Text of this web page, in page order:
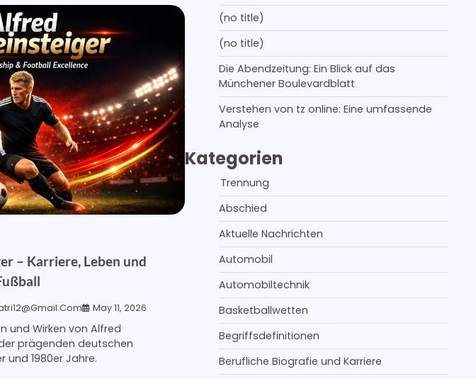
– Karriere, Leben und
May 11, 2026
und Wirken von Alfred
prägenden deutschen
und 1980er Jahre.
(no title)
(no title)
Die Abendzeitung: Ein Blick auf das
Münchener Boulevardblatt
Verstehen von tz online: Eine umfassende
Analyse
Kategorien
Trennung
Abschied
Aktuelle Nachrichten
Automobil
Automobiltechnik
Basketballwetten
Begriffsdefinitionen
Berufliche Biografie und Karriere